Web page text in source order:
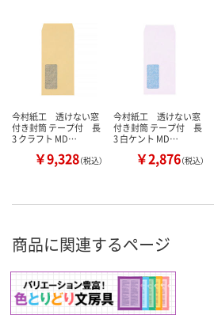
今村紙工 透けない窓
付き封筒 テープ付 長
3 クラフト MD…
￥9,328（税込）
今村紙工 透けない窓
付き封筒 テープ付 長
3 白ケント MD…
￥2,876（税込）
商品に関連するページ